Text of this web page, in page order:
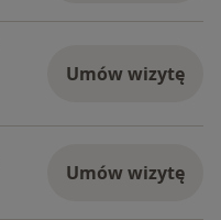
Umów wizytę
Umów wizytę